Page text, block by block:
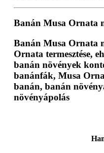
Banán Musa Ornata
Banán Musa Ornata
Ornata termesztése,
banán növények
banánfák, Musa
banán, banán
növényápolás